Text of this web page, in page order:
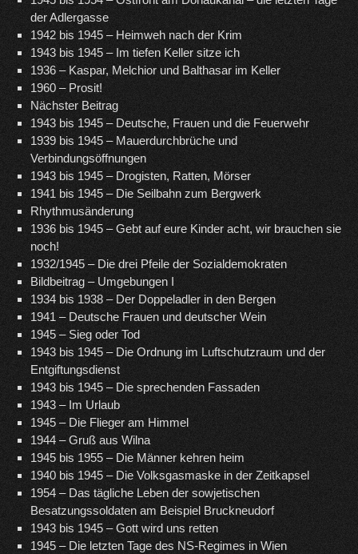
der Adlergasse
1942 bis 1945 – Heimweh nach der Krim
1943 bis 1945 – Im tiefen Keller sitze ich
1936 – Kaspar, Melchior und Balthasar im Keller
1960 – Prosit!
Nächster Beitrag
1943 bis 1945 – Deutsche, Frauen und die Feuerwehr
1939 bis 1945 – Mauerdurchbrüche und
Verbindungsöffnungen
1943 bis 1945 – Drogisten, Ratten, Mörser
1941 bis 1945 – Die Seilbahn zum Bergwerk
Rhythmusänderung
1936 bis 1945 – Gebt auf eure Kinder acht, wir brauchen sie
noch!
1932/1945 – Die drei Pfeile der Sozialdemokraten
Bildbeitrag – Umgebungen I
1934 bis 1938 – Der Doppeladler in den Bergen
1941 – Deutsche Frauen und deutscher Wein
1945 – Sieg oder Tod
1943 bis 1945 – Die Ordnung im Luftschutzraum und der
Entgiftungsdienst
1943 bis 1945 – Die sprechenden Fassaden
1943 – Im Urlaub
1945 – Die Flieger am Himmel
1944 – Gruß aus Wilna
1945 bis 1955 – Die Männer kehren heim
1940 bis 1945 – Die Volksgasmaske in der Zeitkapsel
1954 – Das tägliche Leben der sowjetischen
Besatzungssoldaten am Beispiel Bruckneudorf
1943 bis 1945 – Gott wird uns retten
1945 – Die letzten Tage des NS-Regimes in Wien